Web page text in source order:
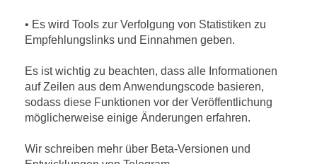
• Es wird Tools zur Verfolgung von Statistiken zu
Empfehlungslinks und Einnahmen geben.
Es ist wichtig zu beachten, dass alle Informationen
auf Zeilen aus dem Anwendungscode basieren,
sodass diese Funktionen vor der Veröffentlichung
möglicherweise einige Änderungen erfahren.
Wir schreiben mehr über Beta-Versionen und